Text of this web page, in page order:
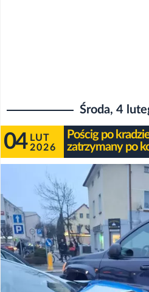
Środa, 4
04 LUT
2026
Pościg po
zatrzymany po